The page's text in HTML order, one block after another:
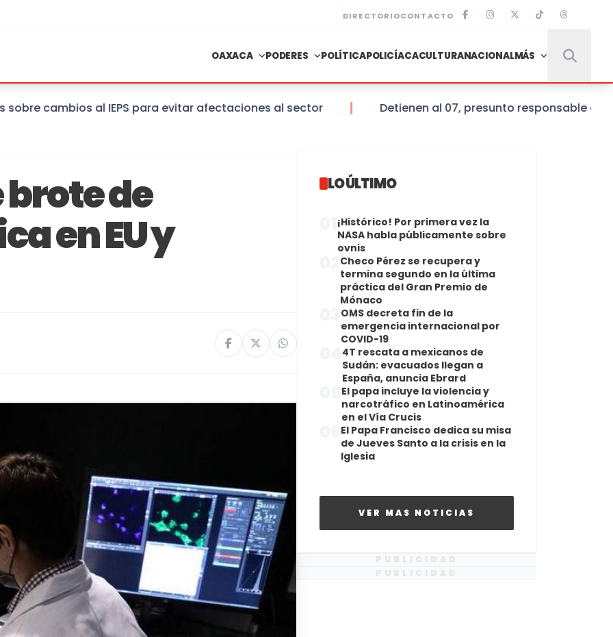
DIRECTORIOCONTACTO
OAXACA PODERES POLÍTICAPOLICÍACACULTURANACIONALMÁS
cambios al IEPS para evitar afectaciones al sector Detienen al 07, presunto responsable de la
de
en EU y
LO ÚLTIMO
¡Histórico! Por primera vez la
NASA habla públicamente sobre
ovnis
Checo Pérez se recupera y
termina segundo en la última
práctica del Gran Premio de
Mónaco
OMS decreta fin de la
emergencia internacional por
COVID-19
4T rescata a mexicanos de
Sudán: evacuados llegan a
España, anuncia Ebrard
El papa incluye la violencia y
narcotráfico en Latinoamérica
en el Vía Crucis
El Papa Francisco dedica su misa
de Jueves Santo a la crisis en la
Iglesia
VER MAS NOTICIAS